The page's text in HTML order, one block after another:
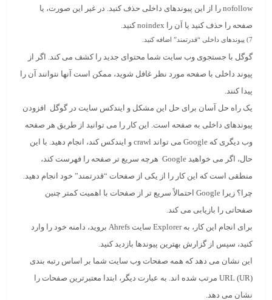
nofollow را از این پیوندهای داخلی حذف کنید. در غیر این صورت، یا
صفحه را حذف کنید یا آن را noindex کنید.
7) پیوندهای داخلی “قدرتمند” اضافه کنید.
گوگل با جستجوی وب سایت شما محتوای جدید را کشف می کند. اگر از
پیوند داخلی با صفحه مورد نظر غافل شوید، ممکن است آنها نتوانند آن را
پیدا کنند.
یک راه حل آسان برای حل این مشکل و ایندکس سایت در گوگل افزودن
پیوندهای داخلی به صفحه است. این کار را می توانید از طریق هر صفحه
وب دیگری که Google می تواند crawl و ایندکس کند، انجام دهید. با این
حال، اگر می خواهید Google هرچه سریع تر صفحه را فهرست کند،
منطقی است که این کار را از یکی از صفحات “قدرتمند” خود انجام دهید.
چرا؟ زیرا Google احتمالاً سریع تر از صفحات با اهمیت کمتر چنین
صفحاتی را بازیابی می کند.
برای انجام این کار، به Explorer سایت Ahrefs بروید، دامنه خود را وارد
کنید، سپس از گزارش بهترین پیوندها بازدید کنید.
این نشان می دهد که همه صفحات وب سایت شما بر اساس رتبه بندی
URL (UR) مرتب شده اند. به عبارت دیگر، ابتدا معتبرترین صفحات را
نشان می دهد.